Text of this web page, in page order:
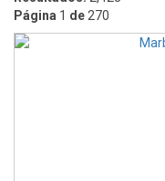
Página 1 de 270